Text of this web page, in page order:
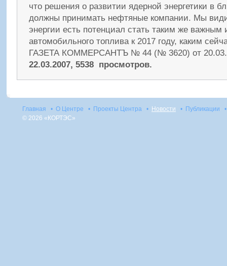
что решения о развитии ядерной энергетики в
должны принимать нефтяные компании. Мы
энергии есть потенциал стать таким же важным
автомобильного топлива к 2017 году, каким
ГАЗЕТА КОММЕРСАНТЪ № 44 (№ 3620) от
22.03.2007, 5538 просмотров.
Главная • О Центре • Проекты Центра • Новости • Публикации
•
© 2026 «КОРТЭС»